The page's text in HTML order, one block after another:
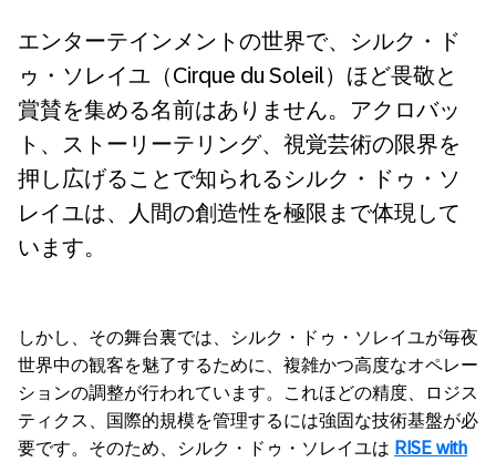
エンターテインメントの世界で、シルク・ド
ゥ・ソレイユ（Cirque du Soleil）ほど畏敬と
賞賛を集める名前はありません。アクロバッ
ト、ストーリーテリング、視覚芸術の限界を
押し広げることで知られるシルク・ドゥ・ソ
レイユは、人間の創造性を極限まで体現して
います。
しかし、その舞台裏では、シルク・ドゥ・ソレイユが毎夜
世界中の観客を魅了するために、複雑かつ高度なオペレー
ションの調整が行われています。これほどの精度、ロジス
ティクス、国際的規模を管理するには強固な技術基盤が必
要です。そのため、シルク・ドゥ・ソレイユは RISE with